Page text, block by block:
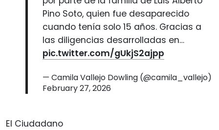
Pino Soto, quien fue desaparecido
cuando tenía solo 15 años. Gracias a
las diligencias desarrolladas en…
pic.twitter.com/gUkjS2ajpp
— Camila Vallejo Dowling (@camila_vallejo)
February 27, 2026
El Ciudadano